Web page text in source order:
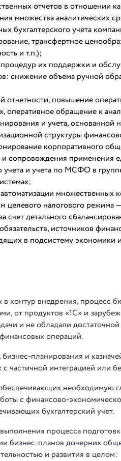
отчетов в отношении
множества аналитических
бухгалтерского учета
трансфертное
и т.п.);
их поддержки и
снижение объема ручной
повышение
оперативное обращение к
и учета, основанной
структуры
корпоративного
и сопровождения применения
учета и учета по МСФО в
множественных
налогового режима
детального
источников
в подсистему экономики
контур внедрения, процесс
от продуктов «1С» и
и не обладали
операций.
планирования и
частичной интеграцией или
необходимую
с финансово-
бухгалтерский учет.
процесса
бизнес-планов дочерних
и развития в целом: